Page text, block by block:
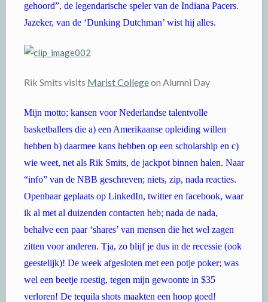
gehoord”, de legendarische speler van de Indiana Pacers.
Jazeker, van de ‘Dunking Dutchman’ wist hij alles.
Rik Smits visits Marist Collegeon Alumni Day
Mijn motto; kansen voor Nederlandse talentvolle
basketballers die a) een Amerikaanse opleiding willen
hebben b) daarmee kans hebben op een scholarship en c)
wie weet, net als Rik Smits, de jackpot binnen halen. Naar
“info” van de NBB geschreven; niets, zip, nada reacties.
Openbaar geplaats op LinkedIn, twitter en facebook, waar
ik al met al duizenden contacten heb; nada de nada,
behalve een paar ‘shares’ van mensen die het wel zagen
zitten voor anderen. Tja, zo blijf je dus in de recessie (ook
geestelijk)! De week afgesloten met een potje poker; was
wel een beetje roestig, tegen mijn gewoonte in $35
verloren! De tequila shots maakten een hoop goed!